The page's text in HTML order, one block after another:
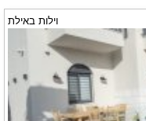
וילות באילת